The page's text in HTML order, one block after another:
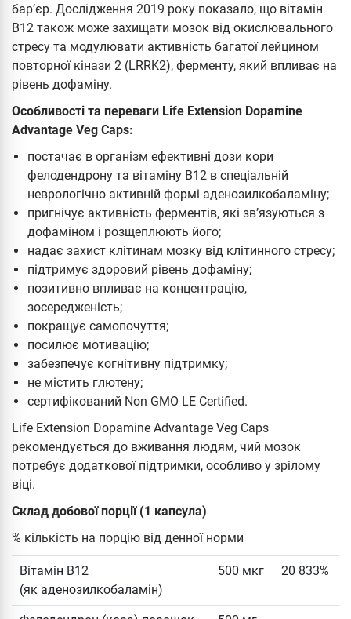
бар’єр. Дослідження 2019 року показало, що вітамін
B12 також може захищати мозок від окислювального
стресу та модулювати активність багатої лейцином
повторної кінази 2 (LRRK2), ферменту, який впливає на
рівень дофаміну.
Особливості та переваги Life Extension Dopamine
Advantage Veg Caps:
постачає в організм ефективні дози кори
фелодендрону та вітаміну B12 в спеціальній
неврологічно активній формі аденозилкобаламіну;
пригнічує активність ферментів, які зв’язуються з
дофаміном і розщеплюють його;
надає захист клітинам мозку від клітинного стресу;
підтримує здоровий рівень дофаміну;
позитивно впливає на концентрацію,
зосередженість;
покращує самопочуття;
посилює мотивацію;
забезпечує когнітивну підтримку;
не містить глютену;
сертифікований Non GMO LE Certified.
Life Extension Dopamine Advantage Veg Caps
рекомендується до вживання людям, чий мозок
потребує додаткової підтримки, особливо у зрілому
віці.
Склад добової порції (1 капсула)
% кількість на порцію від денної норми
Вітамін B12
(як аденозилкобаламін)
500 мкг 20 833%